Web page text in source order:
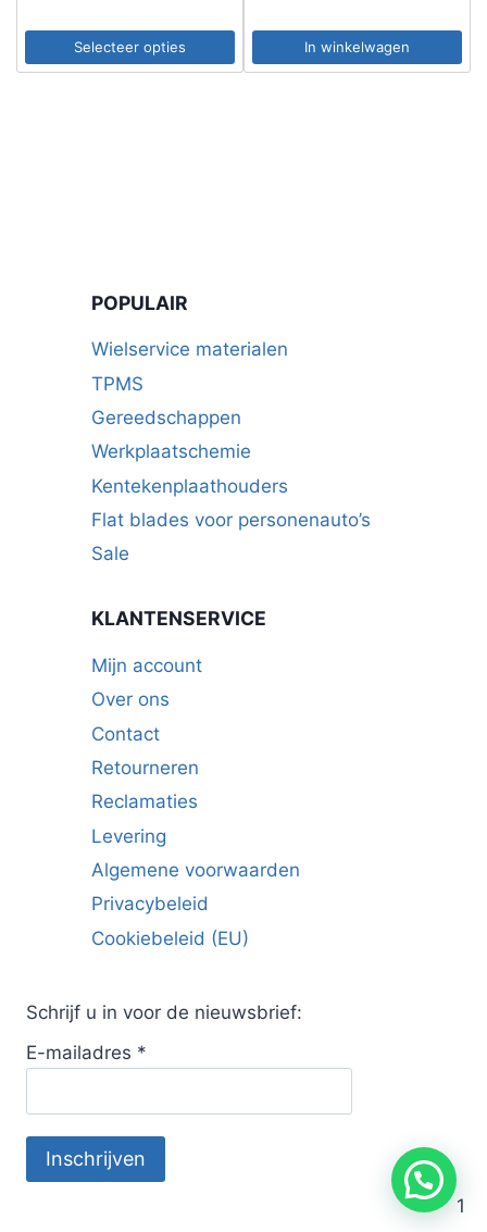
productpagina
productpagina
Selecteer opties
Dit
gekozen
productpagina
In winkelwagen
POPULAIR
Wielservice materialen
TPMS
Gereedschappen
Werkplaatschemie
Kentekenplaathouders
Flat blades voor personenauto’s
Sale
KLANTENSERVICE
Mijn account
Over ons
Contact
Retourneren
Reclamaties
Levering
Algemene voorwaarden
Privacybeleid
Cookiebeleid (EU)
Schrijf u in voor de nieuwsbrief:
E-mailadres *
1